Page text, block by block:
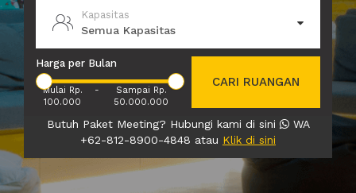
Kapasitas
Semua Kapasitas
Harga per Bulan
Mulai Rp.
100.000
-
Sampai Rp.
50.000.000
CARI RUANGAN
Butuh Paket Meeting? Hubungi kami di sini
WA
+62-812-8900-4848 atau Klik di sini